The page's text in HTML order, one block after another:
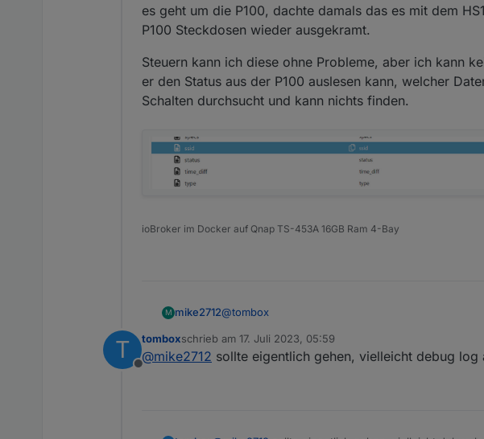
es geht um die P100, dachte damals das es mit dem
P100 Steckdosen wieder ausgekramt.
Steuern kann ich diese ohne Probleme, aber ich kann
er den Status aus der P100 auslesen kann, welcher
Schalten durchsucht und kann nichts finden.
ioBroker im Docker auf Qnap TS-453A 16GB Ram 4-Bay
M mike2712@tombox
Ich habe mir 2 TP-Link Kameras am PrimeDay
um die P100, dachte damals das es mit dem HS100 Adapter ging, aus diesem Grund habe ich
T
Offline
tomboxschrieb am 17. Juli 2023, 05:59
zuletzt editiert von
@mike2712 sollte eigentlich gehen, vielleicht debug log